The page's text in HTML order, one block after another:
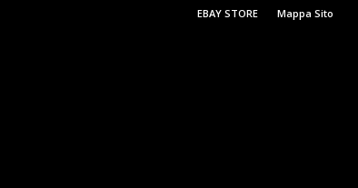
EBAY STORE Mappa Sito